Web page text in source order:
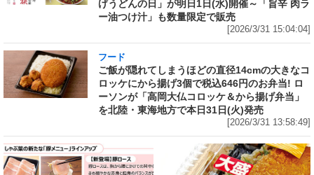
げうどんの日」が明日1日(水)開催～「旨辛 肉ラ
ー油つけ汁」も数量限定で販売
[2026/3/31 15:04:04]
フード
ご飯が隠れてしまうほどの直径14cmの大きなコ
ロッケにから揚げ3個で税込646円のお弁当! ロ
ーソンが「高岡大仏コロッケ＆から揚げ弁当」
を北陸・東海地方で本日31日(火)発売
[2026/3/31 13:58:49]